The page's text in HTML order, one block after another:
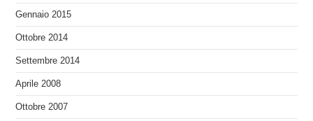
Gennaio 2015
Ottobre 2014
Settembre 2014
Aprile 2008
Ottobre 2007